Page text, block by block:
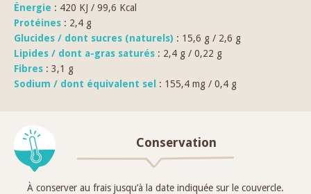
Énergie : 420 KJ / 99,6 Kcal
Protéines : 2,4 g
Glucides / dont sucres (naturels) : 15,6 g / 2,6 g
Lipides / dont a-gras saturés : 2,4 g / 0,22 g
Fibres : 3,1 g
Sodium / dont équivalent sel
: 155,4 mg / 0,4 g
Conservation
À conserver au frais jusqu’à la date indiquée sur le couvercle.